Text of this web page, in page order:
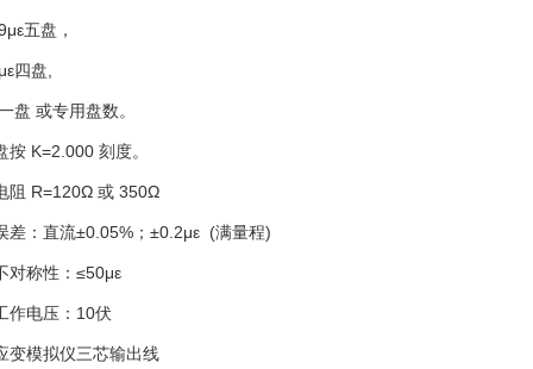
五盘，
四盘,
盘 或专用盘数。
按 K=2.000 刻度。
阻 R=120Ω 或 350Ω
差：直流±0.05%；±0.2με (满量程)
对称性：≤50με
作电压：10伏
变模拟仪三芯输出线